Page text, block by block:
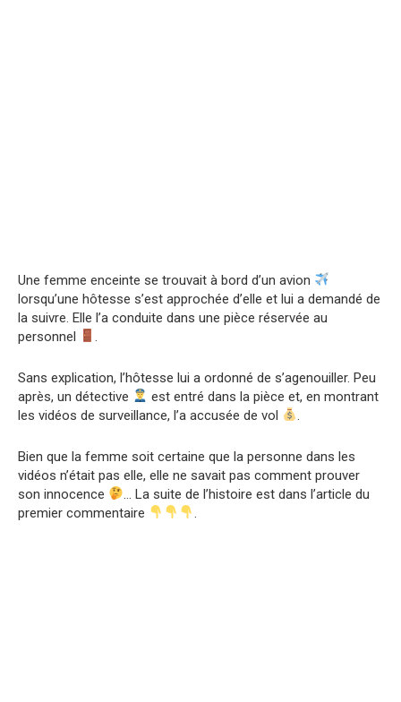
Une femme enceinte se trouvait à bord d’un avion
lorsqu’une hôtesse s’est approchée d’elle et lui a demandé de
la suivre. Elle l’a conduite dans une pièce réservée au
personnel
.
Sans explication, l’hôtesse lui a ordonné de s’agenouiller. Peu
après, un détective
est entré dans la pièce et, en montrant
les vidéos de surveillance, l’a accusée de vol
.
Bien que la femme soit certaine que la personne dans les
vidéos n’était pas elle, elle ne savait pas comment prouver
son innocence
… La suite de l’histoire est dans l’article du
premier commentaire
.